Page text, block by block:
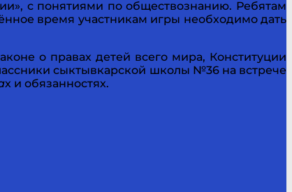
с понятиями по обществознанию. Ребятам
время участникам игры необходимо дать
о правах детей всего мира, Конституции
сыктывкарской школы №36 на встрече
х и обязанностях.